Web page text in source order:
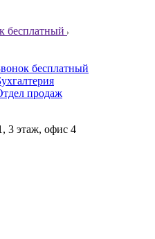
бесплатный
бесплатный
продаж
3 этаж, офис 4